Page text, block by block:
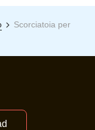
Scorciatoia per